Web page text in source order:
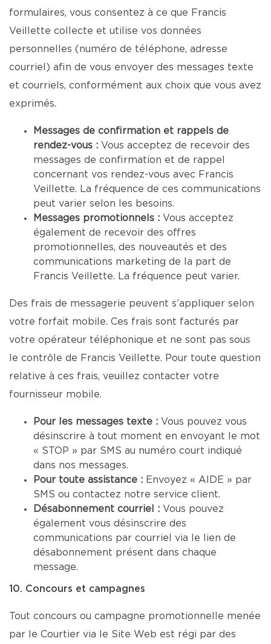
formulaires, vous consentez à ce que Francis
Veillette collecte et utilise vos données
personnelles (numéro de téléphone, adresse
courriel) afin de vous envoyer des messages texte
et courriels, conformément aux choix que vous avez
exprimés.
Messages de confirmation et rappels de
rendez-vous : Vous acceptez de recevoir des
messages de confirmation et de rappel
concernant vos rendez-vous avec Francis
Veillette. La fréquence de ces communications
peut varier selon les besoins.
Messages promotionnels : Vous acceptez
également de recevoir des offres
promotionnelles, des nouveautés et des
communications marketing de la part de
Francis Veillette. La fréquence peut varier.
Des frais de messagerie peuvent s’appliquer selon
votre forfait mobile. Ces frais sont facturés par
votre opérateur téléphonique et ne sont pas sous
le contrôle de Francis Veillette. Pour toute question
relative à ces frais, veuillez contacter votre
fournisseur mobile.
Pour les messages texte : Vous pouvez vous
désinscrire à tout moment en envoyant le mot
« STOP » par SMS au numéro court indiqué
dans nos messages.
Pour toute assistance : Envoyez « AIDE » par
SMS ou contactez notre service client.
Désabonnement courriel : Vous pouvez
également vous désinscrire des
communications par courriel via le lien de
désabonnement présent dans chaque
message.
10. Concours et campagnes
Tout concours ou campagne promotionnelle menée
par le Courtier via le Site Web est régi par des